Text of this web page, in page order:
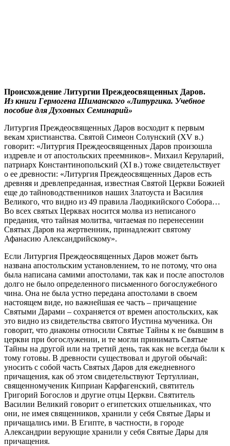
Происхождение Литургии Преждеосвященных Даров.
Из книги Гермогена Шиманского «Литургика. Учебное
пособие для Духовных Семинарий»
Литургия Преждеосвященных Даров восходит к первым
векам христианства. Святой Симеон Солунский (XV в.)
говорит: «Литургия Преждеосвященных Даров произошла
издревле и от апостольских преемников». Михаил Керуларий,
патриарх Константинопольский (XI в.) тоже свидетельствует
о ее древности: «Литургия Преждеосвященных Даров есть
древняя и древлепреданная, известная Святой Церкви Божией
еще до тайноводственников наших Златоуста и Василия
Великого, что видно из 49 правила Лаодикийского Собора…
Во всех святых Церквах носится молва из неписаного
предания, что тайная молитва, читаемая по перенесении
Святых Даров на жертвенник, принадлежит святому
Афанасию Александрийскому».
Если Литургия Преждеосвященных Даров может быть
названа апостольским установлением, то не потому, что она
была написана самими апостолами, так как и после апостолов
долго не было определенного письменного богослужебного
чина. Она не была устно передана апостолами в своем
настоящем виде, но важнейшая ее часть – причащение
Святыми Дарами – сохраняется от времен апостольских, как
это видно из свидетельства святого Иустина мученика. Он
говорит, что диаконы относили Святые Тайны к не бывшим в
церкви при богослужении, и те могли принимать Святые
Тайны на другой или на третий день, так как не всегда были к
тому готовы. В древности существовал и другой обычай:
уносить с собой часть Святых Даров для ежедневного
причащения, как об этом свидетельствуют Тертуллиан,
священномученик Киприан Карфагенский, святитель
Григорий Богослов и другие отцы Церкви. Святитель
Василии Великий говорит о египетских отшельниках, что
они, не имея священников, хранили у себя Святые Дары и
причащались ими. В Египте, в частности, в городе
Александрии верующие хранили у себя Святые Дары для
причащения.